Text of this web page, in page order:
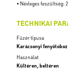
• Névleges feszültség:
TECHNIKAI
Füzér típusa
Karácsonyi
Használat
Kültéren, beltéren